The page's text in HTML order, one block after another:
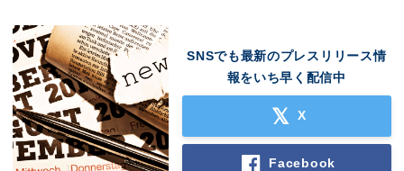
SNSでも最新のプレスリリース情
報をいち早く配信中
X
Facebook